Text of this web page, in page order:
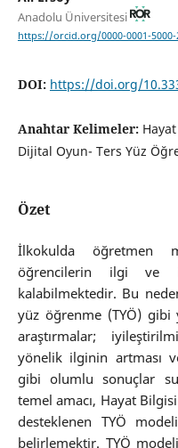
Anadolu Üniversitesi
https://orcid.org/0000-0001-5000-
DOI: https://doi.org/
Anahtar Kelimeler:
Dijital Oyun- Ters Yüz
Özet
İlkokulda öğretmen
öğrencilerin ilgi ve
kalabilmektedir. Bu
yüz öğrenme (TYÖ) gibi
araştırmalar;
yönelik ilginin artması
gibi olumlu sonuçlar
temel amacı, Hayat
desteklenen TYÖ
belirlemektir. TYÖ